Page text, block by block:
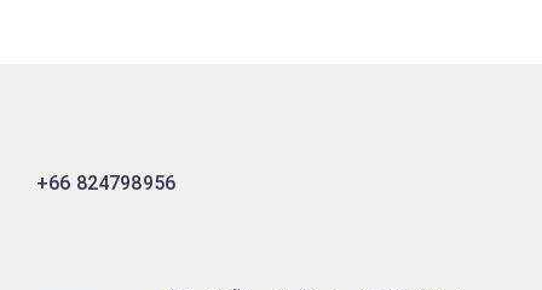
+66 824798956